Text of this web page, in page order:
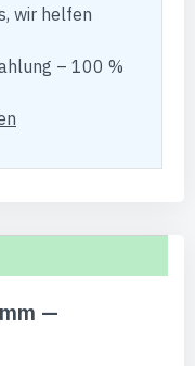
wir helfen
– 100 %
—